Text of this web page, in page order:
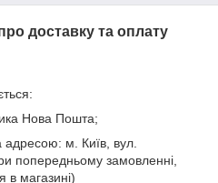
доставку та оплату
Нова Пошта;
адресою: м. Київ, вул.
попередньому замовленні,
в магазині)